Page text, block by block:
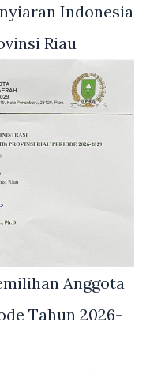
Indonesia
Riau
Anggota
Tahun 2026-